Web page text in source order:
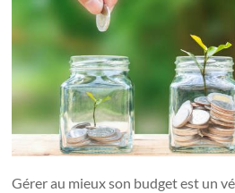
Gérer au mieux son budget est un